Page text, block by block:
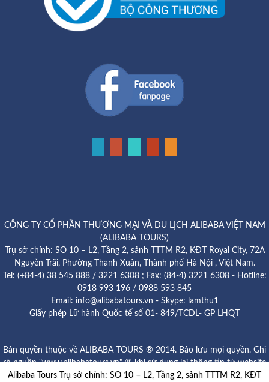
CÔNG TY CỔ PHẦN THƯƠNG MẠI VÀ DU LỊCH ALIBABA VIỆT NAM
(ALIBABA TOURS)
Trụ sở chính: SO 10 – L2, Tầng 2, sảnh TTTM R2, KĐT Royal City, 72A
Nguyễn Trãi, Phường Thanh Xuân, Thành phố Hà Nội , Việt Nam.
Tel: (+84-4) 38 545 888 / 3221 6308 ; Fax: (84-4) 3221 6308 - Hotline:
0918 993 196 / 0988 593 845
Email: info@alibabatours.vn - Skype: lamthu1
Giấy phép Lữ hành Quốc tế số 01- 849/TCDL- GP LHQT
Bản quyền thuộc về ALIBABA TOURS ® 2014. Bảo lưu mọi quyền. Ghi
rõ nguồn "www.alibabatours.vn" ® khi sử dụng lại thông tin từ website
này.
Alibaba Tours Trụ sở chính: SO 10 – L2, Tầng 2, sảnh TTTM R2, KĐT